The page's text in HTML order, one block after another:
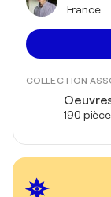
France
COLLECTION
190